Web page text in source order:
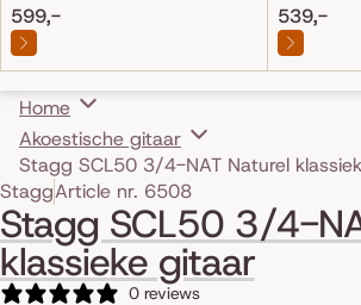
599,- 539,-
Home
Akoestische gitaar
Stagg SCL50 3/4-NAT Naturel
Skip to product information
StaggArticle nr. 6508
Stagg SCL50 3/4-
klassieke gitaar
0 reviews